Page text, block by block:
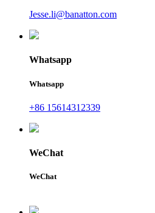
Jesse.li@banatton.com
Whatsapp
Whatsapp
+86 15614312339
WeChat
WeChat